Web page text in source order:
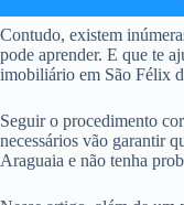
Contudo, existem
pode aprender. E que te
imobiliário em São Félix
Seguir o procedimento
necessários vão garantir
Araguaia e não tenha